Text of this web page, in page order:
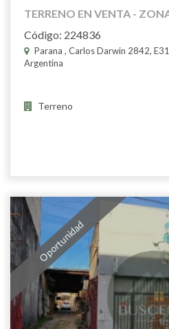
TERRENO EN VENTA -
Código: 224836
Parana , Carlos Darwin 2842,
Argentina
Terreno
Oportunidad